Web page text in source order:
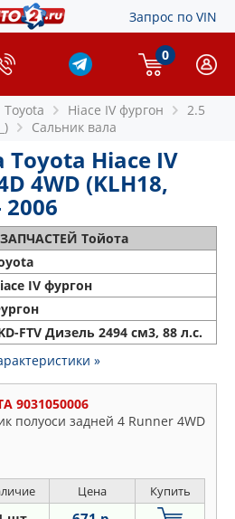
Запрос по VIN
0
Toyota Hiace IV фургон
2.5
Сальник вала
Hiace IV
4WD (KLH18,
2006
Тойота
IV фургон
FTV Дизель 2494 см3, 88 л.с.
»
9031050006
полуоси задней 4 Runner 4WD
Цена Купить